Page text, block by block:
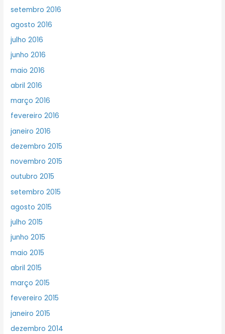
setembro 2016
agosto 2016
julho 2016
junho 2016
maio 2016
abril 2016
março 2016
fevereiro 2016
janeiro 2016
dezembro 2015
novembro 2015
outubro 2015
setembro 2015
agosto 2015
julho 2015
junho 2015
maio 2015
abril 2015
março 2015
fevereiro 2015
janeiro 2015
dezembro 2014